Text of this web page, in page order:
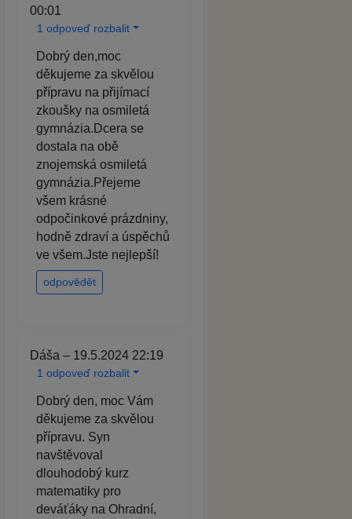
00:01
1 odpoveď rozbalit
Dobrý den,moc
děkujeme za skvělou
přípravu na přijímací
zkoušky na osmiletá
gymnázia.Dcera se
dostala na obě
znojemská osmiletá
gymnázia.Přejeme
všem krásné
odpočinkové prázdniny,
hodně zdraví a úspěchů
ve všem.Jste nejlepší!
odpovědět
Dáša – 19.5.2024 22:19
1 odpoveď rozbalit
Dobrý den, moc Vám
děkujeme za skvělou
přípravu. Syn
navštěvoval
dlouhodobý kurz
matematiky pro
deváťáky na Ohradní,